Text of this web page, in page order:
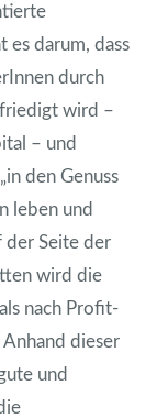
darum, dass
durch
wird –
– und
den Genuss
leben und
der Seite der
wird die
nach Profit-
dieser
und